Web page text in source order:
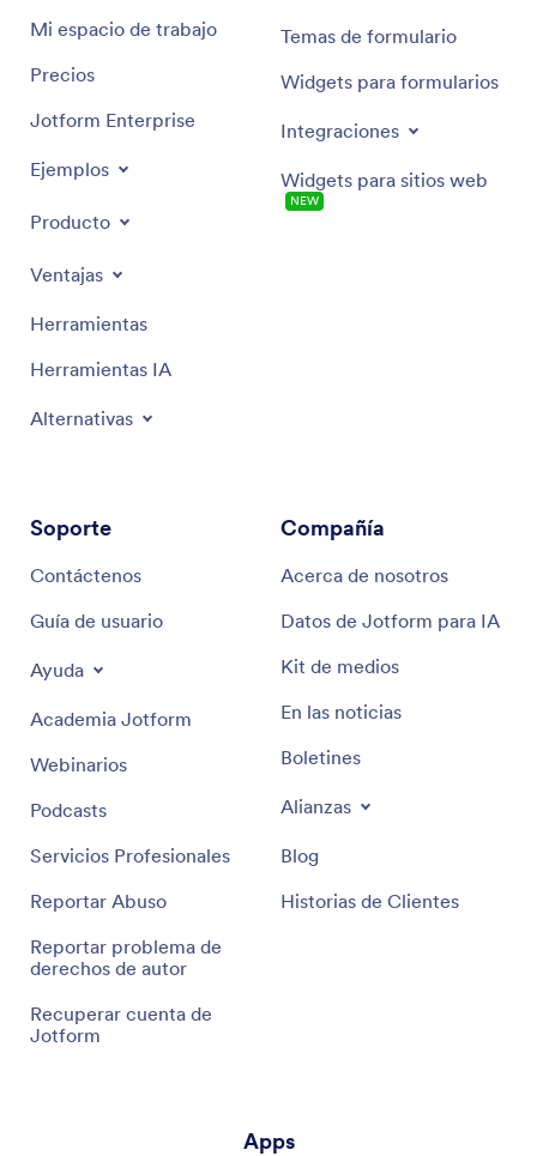
Mi espacio de trabajo
Precios
Jotform Enterprise
Ejemplos
Producto
Ventajas
Herramientas
Herramientas IA
Alternativas
Temas de formulario
Widgets para formularios
Integraciones
Widgets para sitios web
NEW
Soporte
Contáctenos
Guía de usuario
Ayuda
Academia Jotform
Webinarios
Podcasts
Servicios Profesionales
Reportar Abuso
Reportar problema de
derechos de autor
Recuperar cuenta de
Jotform
Compañía
Acerca de nosotros
Datos de Jotform para IA
Kit de medios
En las noticias
Boletines
Alianzas
Blog
Historias de Clientes
Apps